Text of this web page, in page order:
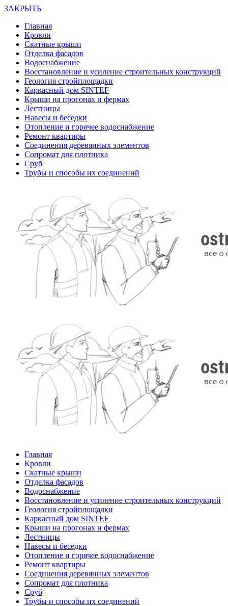
ЗАКРЫТЬ
Главная
Кровли
Скатные крыши
Отделка фасадов
Водоснабжение
Восстановление и усиление строительных конструкций
Геология стройплощадки
Каркасный дом SINTEF
Крыши на прогонах и фермах
Лестницы
Навесы и беседки
Отопление и горячее водоснабжение
Ремонт квартиры
Соединения деревянных элементов
Сопромат для плотника
Сруб
Трубы и способы их соединений
Главная
Кровли
Скатные крыши
Отделка фасадов
Водоснабжение
Восстановление и усиление строительных конструкций
Геология стройплощадки
Каркасный дом SINTEF
Крыши на прогонах и фермах
Лестницы
Навесы и беседки
Отопление и горячее водоснабжение
Ремонт квартиры
Соединения деревянных элементов
Сопромат для плотника
Сруб
Трубы и способы их соединений